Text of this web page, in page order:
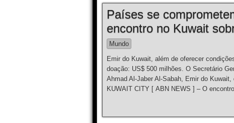
Países se
encontro no Kuwait
Mundo
Emir do Kuwait, além de oferecer
doação: US$ 500 milhões. O Secretário
Ahmad Al-Jaber Al-Sabah, Emir do
KUWAIT CITY [ ABN NEWS ] – O